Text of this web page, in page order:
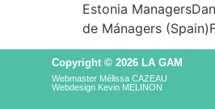
Estonia
de Mánagers
Copyright © 2026 LA GAM
Webmaster Mélissa CAZEAU
Webdesign Kevin MELINON